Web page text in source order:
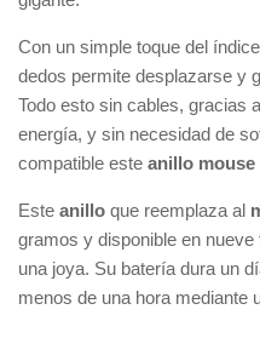
Con un simple toque del
dedos permite desplazarse y
Todo esto sin cables, gracias
energía, y sin necesidad de
compatible este anillo mouse
Este anillo que reemplaza al
gramos y disponible en
una joya. Su batería dura un
menos de una hora mediante